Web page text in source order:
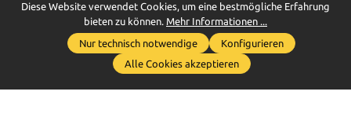
* Alle Preise inkl. gesetzl. Mehrwertsteuer zzgl.Versandkosten
Innerhalb Deutschlands - Versandkostenfrei ab 25,00 Euro Warenwert.
** Der Verkauf unterliegt der Differenzbesteuerung gem. § 25a UStG
(Gebrauchtgegenstände/Sonderregelung). Ein gesonderter Ausweis der
Umsatzsteuer bei gebrauchten oder wiederaufbereiteten Gegenständen
Whatsapp für Anfragen
Diese Website verwendet Cookies, um eine bestmögliche Erfahrung
bieten zu können. Mehr Informationen ...
Nur technisch notwendige
Konfigurieren
Alle Cookies akzeptieren